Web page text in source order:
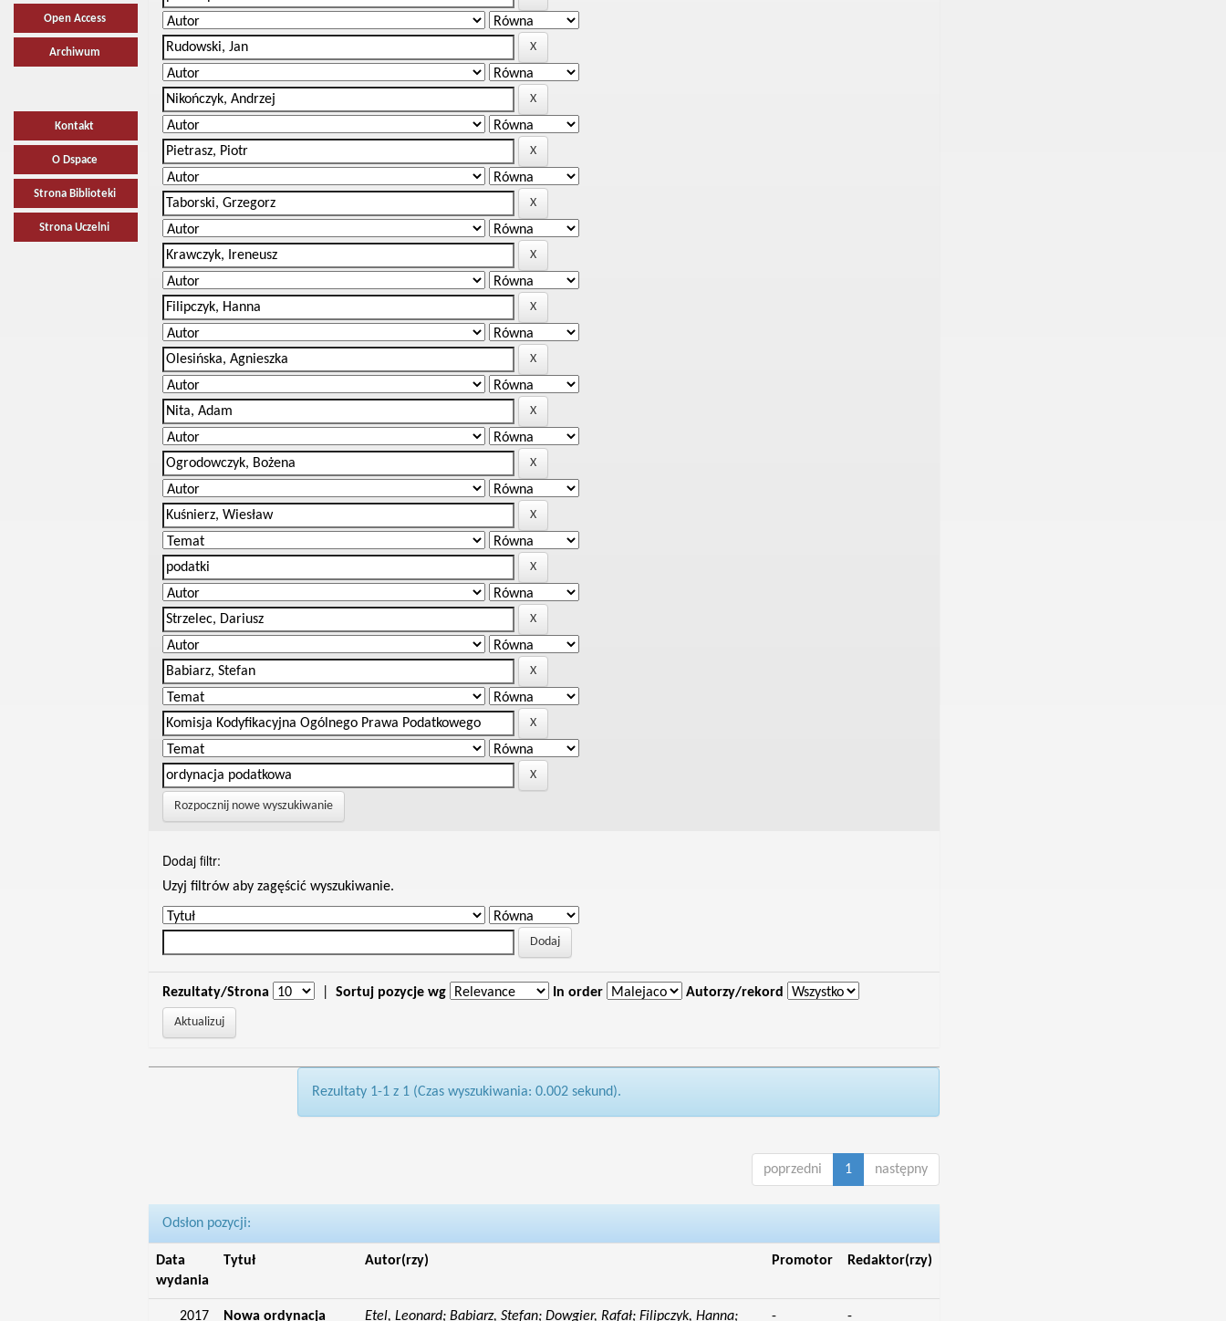
Open Access
Archiwum
Kontakt
O Dspace
Strona Biblioteki
Strona Uczelni
Rozpocznij nowe wyszukiwanie
Dodaj filtr:
Uzyj filtrów aby zagęścić wyszukiwanie.
Rezultaty/Strona Sortuj pozycje wg In order Autorzy/rekord
Rezultaty 1-1 z 1 (Czas wyszukiwania: 0.002 sekund).
poprzedni 1 następny
Odsłon pozycji:
Data
wydania
Tytuł Autor(rzy) Promotor Redaktor(rzy)
2017 Nowa ordynacja Etel, Leonard; Babiarz, Stefan; Dowgier, Rafał; Filipczyk, Hanna; - -